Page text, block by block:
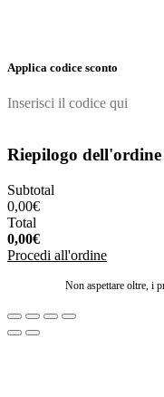
Applica codice sconto
Riepilogo dell'ordine
Subtotal
0,00€
Total
0,00€
Procedi all'ordine
Non aspettare oltre, i